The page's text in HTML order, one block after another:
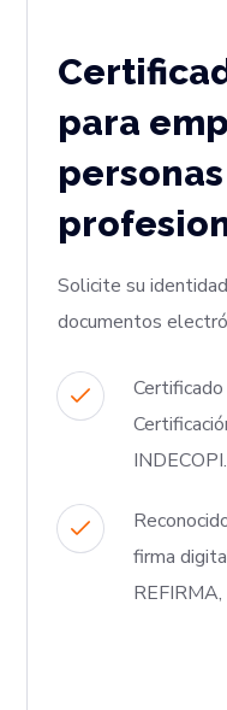
para
Solicite su
documentos
INDECOPI.
firma